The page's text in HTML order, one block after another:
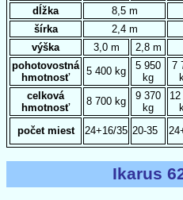
dĺžka
8,5 m
šírka
2,4 m
výška
3,0 m 2,8 m
pohotovostná
hmotnosť
5 400 kg
5 950
kg
7
celková
hmotnosť
8 700 kg
9 370
kg
12
počet miest 24+16/35 20-35
Ikarus